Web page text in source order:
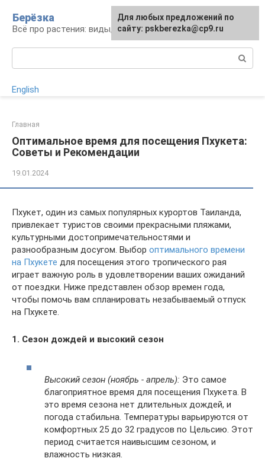
контенту
Берёзка
Всё про растения: виды, выращивание, уход
English
Главная
Оптимальное время для посещения Пхукета:
Советы и Рекомендации
19.01.2024
Пхукет, один из самых популярных курортов Таиланда,
привлекает туристов своими прекрасными пляжами,
культурными достопримечательностями и
разнообразным досугом. Выбор оптимального времени
на Пхукете для посещения этого тропического рая
играет важную роль в удовлетворении ваших ожиданий
от поездки. Ниже представлен обзор времен года,
чтобы помочь вам спланировать незабываемый отпуск
на Пхукете.
1. Сезон дождей и высокий сезон
Высокий сезон (ноябрь - апрель): Это самое
благоприятное время для посещения Пхукета. В
это время сезона нет длительных дождей, и
погода стабильна. Температуры варьируются от
комфортных 25 до 32 градусов по Цельсию. Этот
период считается наивысшим сезоном, и
влажность низкая.
Для любых предложений по
сайту: pskberezka@cp9.ru